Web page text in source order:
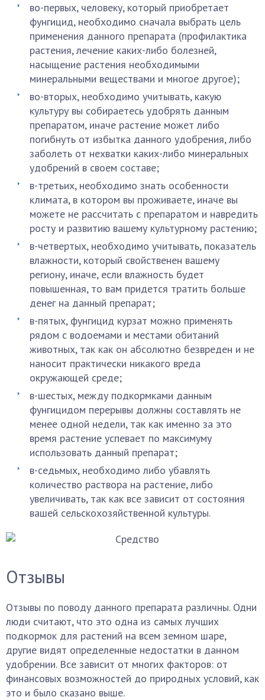
во-первых, человеку, который приобретает
фунгицид, необходимо сначала выбрать цель
применения данного препарата (профилактика
растения, лечение каких-либо болезней,
насыщение растения необходимыми
минеральными веществами и многое другое);
во-вторых, необходимо учитывать, какую
культуру вы собираетесь удобрять данным
препаратом, иначе растение может либо
погибнуть от избытка данного удобрения, либо
заболеть от нехватки каких-либо минеральных
удобрений в своем составе;
в-третьих, необходимо знать особенности
климата, в котором вы проживаете, иначе вы
можете не рассчитать с препаратом и навредить
росту и развитию вашему культурному растению;
в-четвертых, необходимо учитывать, показатель
влажности, который свойственен вашему
региону, иначе, если влажность будет
повышенная, то вам придется тратить больше
денег на данный препарат;
в-пятых, фунгицид курзат можно применять
рядом с водоемами и местами обитаний
животных, так как он абсолютно безвреден и не
наносит практически никакого вреда
окружающей среде;
в-шестых, между подкормками данным
фунгицидом перерывы должны составлять не
менее одной недели, так как именно за это
время растение успевает по максимуму
использовать данный препарат;
в-седьмых, необходимо либо убавлять
количество раствора на растение, либо
увеличивать, так как все зависит от состояния
вашей сельскохозяйственной культуры.
Отзывы
Отзывы по поводу данного препарата различны. Одни
люди считают, что это одна из самых лучших
подкормок для растений на всем земном шаре,
другие видят определенные недостатки в данном
удобрении. Все зависит от многих факторов: от
финансовых возможностей до природных условий, как
это и было сказано выше.